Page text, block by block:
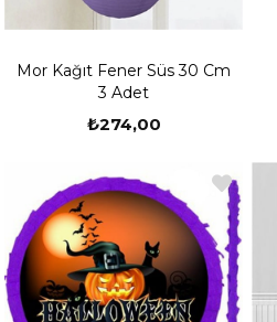
Mor Kağıt Fener Süs 30 Cm
3 Adet
₺274,00